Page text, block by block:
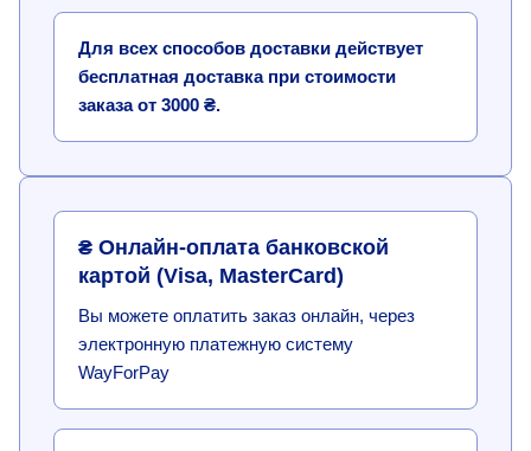
Для всех способов доставки действует
бесплатная доставка при стоимости
заказа от 3000 ₴.
₴ Онлайн-оплата банковской
картой (Visa, MasterCard)
Вы можете оплатить заказ онлайн, через
электронную платежную систему
WayForPay